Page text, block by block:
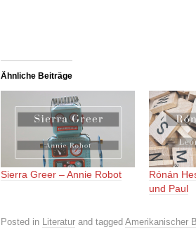
Ähnliche Beiträge
Sierra Greer – Annie Robot
Rónán
und Paul
Posted in Literatur and tagged Amerikanischer